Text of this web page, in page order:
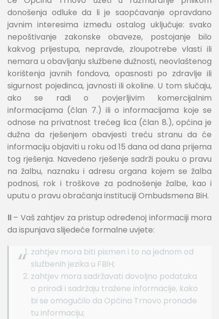
donošenja odluke da li je saopćavanje opravdano
javnim interesima između ostalog uključuje: svako
nepoštivanje zakonske obaveze, postojanje bilo
kakvog prijestupa, nepravde, zloupotrebe vlasti ili
nemara u obavljanju službene dužnosti, neovlaštenog
korištenja javnih fondova, opasnosti po zdravlje ili
sigurnost pojedinca, javnosti ili okoline. U tom slučaju,
ako se radi o povjerljivim komercijalnim
informacijama (član 7.) ili o informacijama koje se
odnose na privatnost trećeg lica (član 8.), općina je
dužna da rješenjem obavjesti treću stranu da će
informaciju objaviti u roku od 15 dana od dana prijema
tog rješenja. Navedeno rješenje sadrži pouku o pravu
na žalbu, naznaku i adresu organa kojem se žalba
podnosi, rok i troškove za podnošenje žalbe, kao i
uputu o pravu obraćanja instituciji Ombudsmena BiH.
II – Vaš zahtjev za pristup određenoj informaciji mora
da ispunjava slijedeće formalne uvjete:
zahtjev mora biti pismen i to na jednom od
službenih jezika u FBiH;
zahtjev mora sadržavati dovoljno podataka
o prirodi i sadržaju tražene informacije, kako
bi se omogućilo da Općina Trnovo pronađe
tu informaciju;